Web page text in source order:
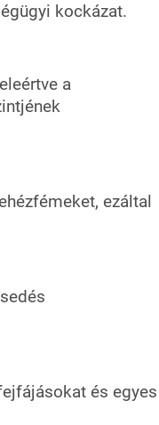
kockázat.
a
ezáltal
és egyes